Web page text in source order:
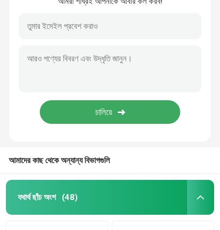
আমাদের কাছ থেকে অন্যান্য বিভাগগুলি
যথার্থ ছাঁচ অংশ (48)